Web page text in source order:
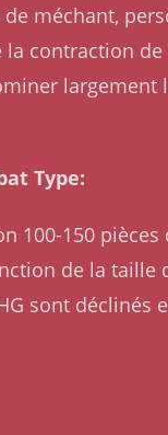
méchant,
contraction
largement
Type:
100-150
de la
sont déclinés